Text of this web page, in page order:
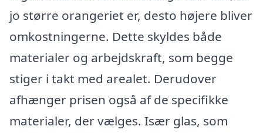
jo større orangeriet er, desto højere bliver
omkostningerne. Dette skyldes både
materialer og arbejdskraft, som begge
stiger i takt med arealet. Derudover
afhænger prisen også af de specifikke
materialer, der vælges. Især glas, som